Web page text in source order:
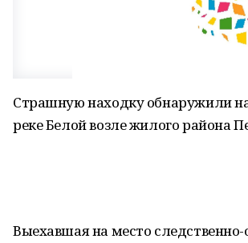
Страшную находку обнаружили
реке Белой возле жилого района
Выехавшая на место